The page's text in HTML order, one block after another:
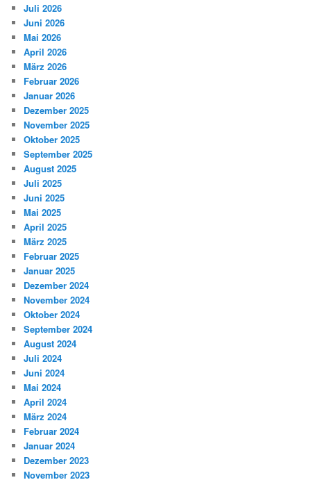
Juli 2026
Juni 2026
Mai 2026
April 2026
März 2026
Februar 2026
Januar 2026
Dezember 2025
November 2025
Oktober 2025
September 2025
August 2025
Juli 2025
Juni 2025
Mai 2025
April 2025
März 2025
Februar 2025
Januar 2025
Dezember 2024
November 2024
Oktober 2024
September 2024
August 2024
Juli 2024
Juni 2024
Mai 2024
April 2024
März 2024
Februar 2024
Januar 2024
Dezember 2023
November 2023